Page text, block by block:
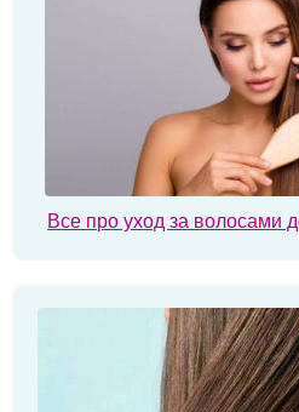
Все про уход за волосами